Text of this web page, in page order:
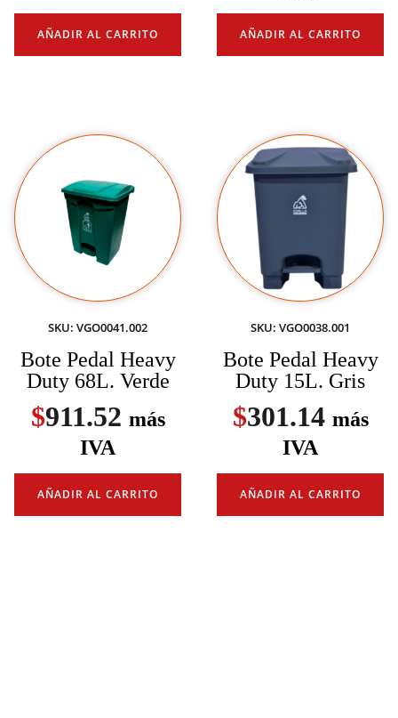
AÑADIR AL CARRITO AÑADIR AL CARRITO
SKU: VGO0041.002
Bote Pedal Heavy
Duty 68L. Verde
$911.52 más
IVA
AÑADIR AL CARRITO
SKU: VGO0038.001
Bote Pedal Heavy
Duty 15L. Gris
$301.14 más
IVA
AÑADIR AL CARRITO